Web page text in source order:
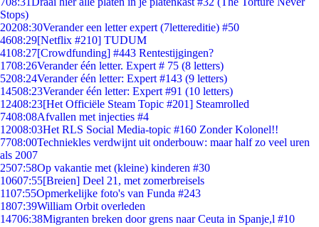
Stops)
20208:30Verander een letter expert (7lettereditie) #50
4608:29[Netflix #210] TUDUM
4108:27[Crowdfunding] #443 Rentestijgingen?
1708:26Verander één letter. Expert # 75 (8 letters)
5208:24Verander één letter: Expert #143 (9 letters)
14508:23Verander één letter: Expert #91 (10 letters)
12408:23[Het Officiële Steam Topic #201] Steamrolled
7408:08Afvallen met injecties #4
12008:03Het RLS Social Media-topic #160 Zonder Kolonel!!
7708:00Techniekles verdwijnt uit onderbouw: maar half zo veel uren
als 2007
2507:58Op vakantie met (kleine) kinderen #30
10607:55[Breien] Deel 21, met zomerbreisels
1107:55Opmerkelijke foto's van Funda #243
1807:39William Orbit overleden
14706:38Migranten breken door grens naar Ceuta in Spanje,l #10